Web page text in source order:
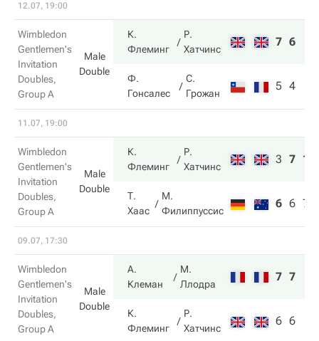
12.07, 19:00
Wimbledon
Gentlemen's
Invitation
Doubles,
Group A
Male
Double
К.
Флеминг
Р.
Хатчинс
7 6
Ф.
Гонсалес
С.
Грожан
5 4
11.07, 19:00
Wimbledon
Gentlemen's
Invitation
Doubles,
Group A
Male
Double
К.
Флеминг
Р.
Хатчинс
3 7 10
Т.
Хаас
М.
Филиппуссис
6 6 7
09.07, 17:30
Wimbledon
Gentlemen's
Invitation
Doubles,
Group A
Male
Double
А.
Клеман
М.
Ллодра
7 7
К.
Флеминг
Р.
Хатчинс
6 6